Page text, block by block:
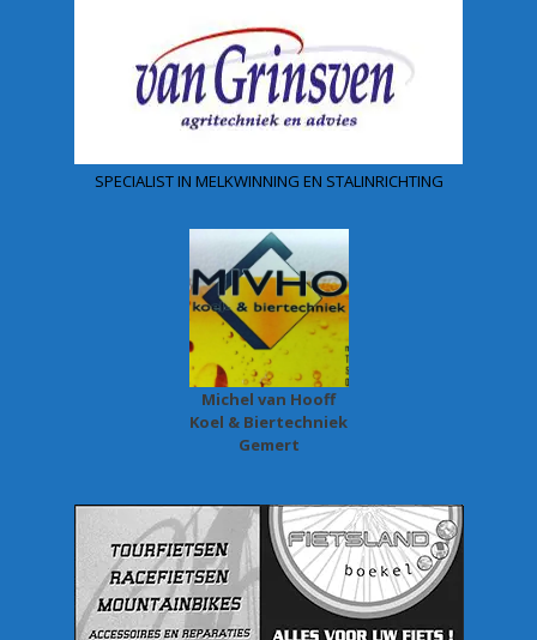
SPECIALIST IN MELKWINNING EN STALINRICHTING
Michel van Hooff
Koel & Biertechniek
Gemert